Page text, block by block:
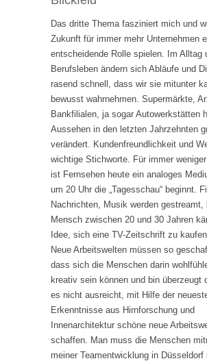
Das dritte Thema fasziniert mich und
Zukunft für immer mehr Unternehmen
entscheidende Rolle spielen. Im Alltag
Berufsleben ändern sich Abläufe und
rasend schnell, dass wir sie mitunter
bewusst wahrnehmen. Supermärkte,
Bankfilialen, ja sogar Autowerkstätten
Aussehen in den letzten Jahrzehnten
verändert. Kundenfreundlichkeit und
wichtige Stichworte. Für immer
ist Fernsehen heute ein analoges
um 20 Uhr die „Tagesschau“ beginnt.
Nachrichten, Musik werden gestreamt,
Mensch zwischen 20 und 30 Jahren
Idee, sich eine TV-Zeitschrift zu
Neue Arbeitswelten müssen so
dass sich die Menschen darin
kreativ sein können und bin überzeugt
es nicht ausreicht, mit Hilfe der
Erkenntnisse aus Hirnforschung und
Innenarchitektur schöne neue
schaffen. Man muss die Menschen
meiner Teamentwicklung in Düsseldorf